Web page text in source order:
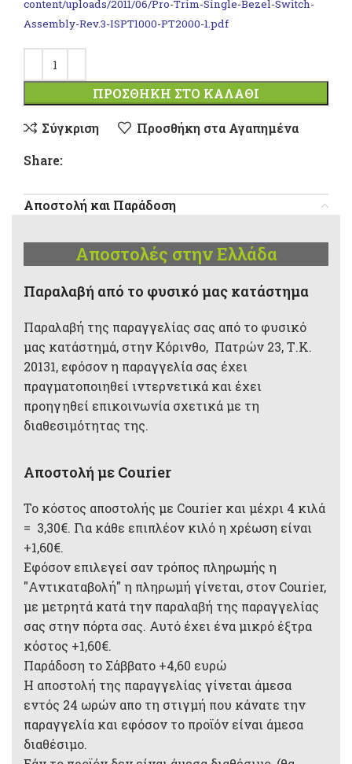
content/uploads/2011/06/Pro-Trim-Single-Bezel-Switch-
Assembly-Rev.3-ISPT1000-PT2000-1.pdf
ΠΡΟΣΘΉΚΗ ΣΤΟ ΚΑΛΆΘΙ
Σύγκριση
Προσθήκη στα Αγαπημένα
Share:
Αποστολή και Παράδοση
Αποστολές στην Ελλάδα
Παραλαβή από το φυσικό μας κατάστημα
Παραλαβή της παραγγελίας σας από το φυσικό
μας κατάστημά, στην Κόρινθο, Πατρών 23, Τ.Κ.
20131, εφόσον η παραγγελία σας έχει
πραγματοποιηθεί ιντερνετικά και έχει
προηγηθεί επικοινωνία σχετικά με τη
διαθεσιμότητας της.
Αποστολή με Courier
Το κόστος αποστολής με Courier και μέχρι 4 κιλά
= 3,30€. Για κάθε επιπλέον κιλό η χρέωση είναι
+1,60€.
Εφόσον επιλεγεί σαν τρόπος πληρωμής η
"Αντικαταβολή" η πληρωμή γίνεται, στον Courier,
με μετρητά κατά την παραλαβή της παραγγελίας
σας στην πόρτα σας. Αυτό έχει ένα μικρό έξτρα
κόστος +1,60€.
Παράδοση το Σάββατο +4,60 ευρώ
Η αποστολή της παραγγελίας γίνεται άμεσα
εντός 24 ωρών απο τη στιγμή που κάνατε την
παραγγελία και εφόσον το προϊόν είναι άμεσα
διαθέσιμο.